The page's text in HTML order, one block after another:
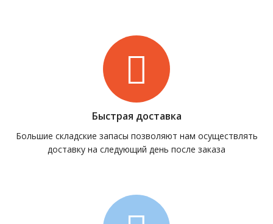
Быстрая доставка
Большие складские запасы позволяют нам осуществлять
доставку на следующий день после заказа